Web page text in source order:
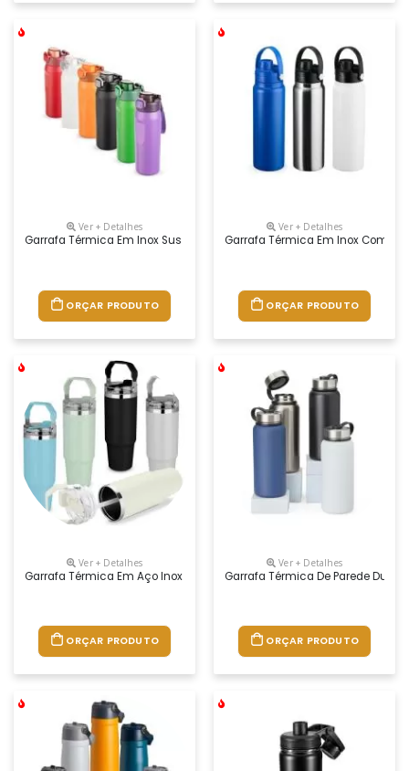
Ver + Detalhes
Garrafa Térmica Em Inox Sus 304. Conta Com Estrutura De Parede
ORÇAR PRODUTO
Ver + Detalhes
Garrafa Térmica Em Inox Com
ORÇAR PRODUTO
Ver + Detalhes
Garrafa Térmica Em Aço Inox Com Parede Dupla Isolada A Vácuo,
ORÇAR PRODUTO
Ver + Detalhes
Garrafa Térmica De Parede
ORÇAR PRODUTO